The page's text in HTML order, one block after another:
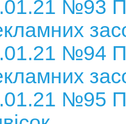
№93
№94
№95